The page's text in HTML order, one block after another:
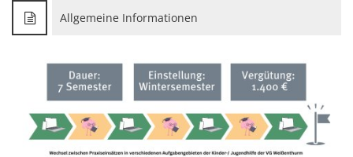
Allgemeine Informationen